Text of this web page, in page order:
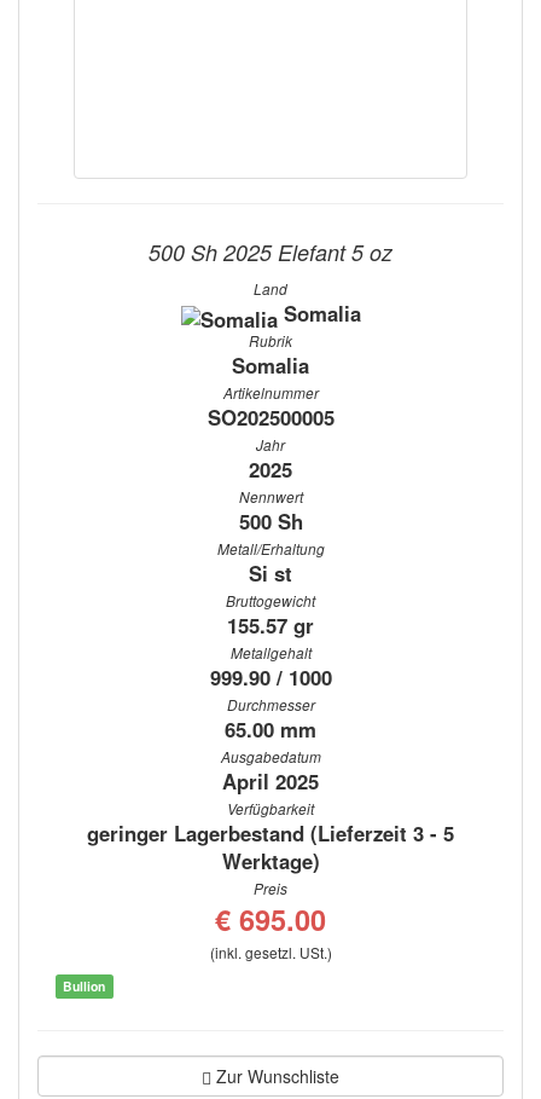
500 Sh 2025 Elefant 5 oz
Land
Somalia
Rubrik
Somalia
Artikelnummer
SO202500005
Jahr
2025
Nennwert
500 Sh
Metall/Erhaltung
Si st
Bruttogewicht
155.57 gr
Metallgehalt
999.90 / 1000
Durchmesser
65.00 mm
Ausgabedatum
April 2025
Verfügbarkeit
geringer Lagerbestand (Lieferzeit 3 - 5
Werktage)
Preis
€ 695.00
(inkl. gesetzl. USt.)
Bullion
Zur Wunschliste